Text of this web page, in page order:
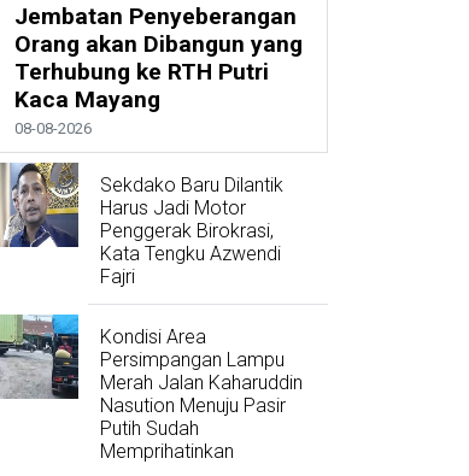
Jembatan Penyeberangan
Orang akan Dibangun yang
Terhubung ke RTH Putri
Kaca Mayang
08-08-2026
Sekdako Baru Dilantik
Harus Jadi Motor
Penggerak Birokrasi,
Kata Tengku Azwendi
Fajri
Kondisi Area
Persimpangan Lampu
Merah Jalan Kaharuddin
Nasution Menuju Pasir
Putih Sudah
Memprihatinkan